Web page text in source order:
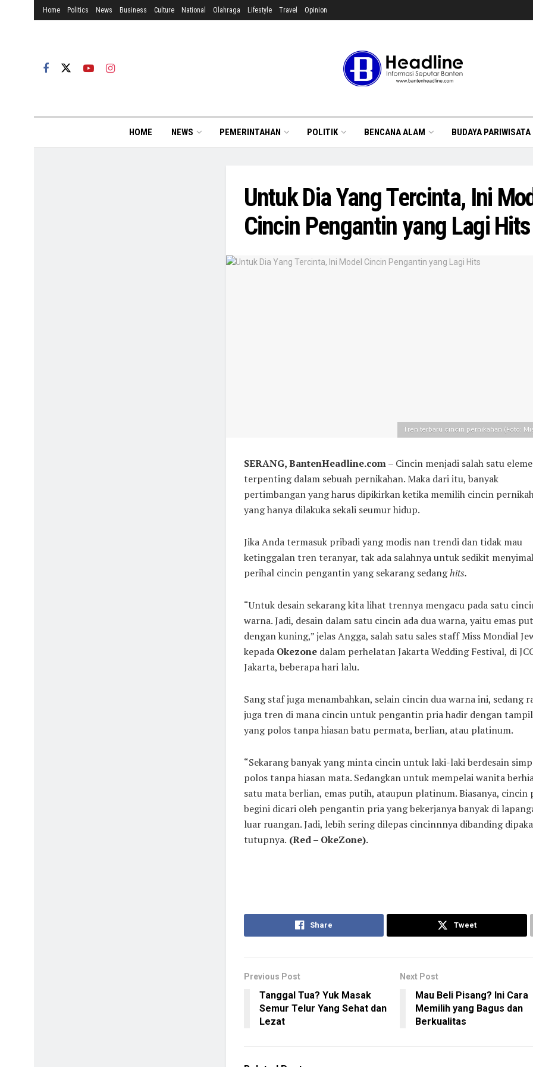
Home Politics News Business Culture National Olahraga Lifestyle Travel Opinion
HOME NEWS PEMERINTAHAN POLITIK BENCANA ALAM BUDAYA PARIWISATA
Untuk Dia Yang Tercinta, Ini
Cincin Pengantin yang Lagi Hits
Tren terbaru cincin pernikahan (Foto:
SERANG, BantenHeadline.com– Cincin menjadi salah satu
terpenting dalam sebuah pernikahan. Maka dari itu, banyak
pertimbangan yang harus dipikirkan ketika memilih cincin
yang hanya dilakuka sekali seumur hidup.
Jika Anda termasuk pribadi yang modis nan trendi dan tidak mau
ketinggalan tren teranyar, tak ada salahnya untuk sedikit
perihal cincin pengantin yang sekarang sedanghits.
“Untuk desain sekarang kita lihat trennya mengacu pada satu
warna. Jadi, desain dalam satu cincin ada dua warna, yaitu emas
dengan kuning,” jelas Angga, salah satu sales staff Miss Mondial
kepada Okezonedalam perhelatan Jakarta Wedding Festival, di
Jakarta, beberapa hari lalu.
Sang staf juga menambahkan, selain cincin dua warna ini, sedang
juga tren di mana cincin untuk pengantin pria hadir dengan
yang polos tanpa hiasan batu permata, berlian, atau platinum.
“Sekarang banyak yang minta cincin untuk laki-laki berdesain
polos tanpa hiasan mata. Sedangkan untuk mempelai wanita
satu mata berlian, emas putih, ataupun platinum. Biasanya, cincin
begini dicari oleh pengantin pria yang bekerjanya banyak di
luar ruangan. Jadi, lebih sering dilepas cincinnnya dibanding
tutupnya. (Red – OkeZone).
Share Tweet
Previous Post
Tanggal Tua? Yuk Masak
Semur Telur Yang Sehat dan
Lezat
Next Post
Mau Beli Pisang? Ini Cara
Memilih yang Bagus dan
Berkualitas